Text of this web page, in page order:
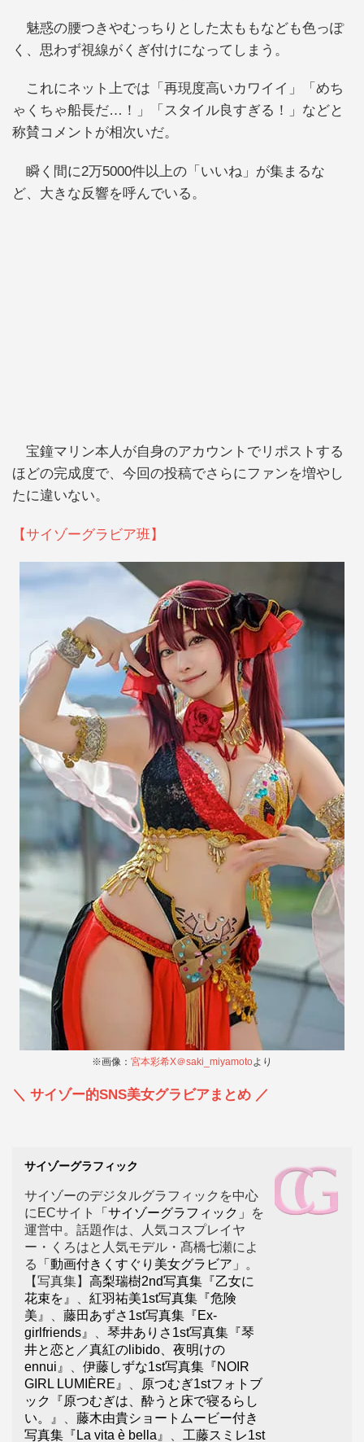
魅惑の腰つきやむっちりとした太ももなども色っぽ
く、思わず視線がくぎ付けになってしまう。
これにネット上では「再現度高いカワイイ」「めち
ゃくちゃ船長だ…！」「スタイル良すぎる！」などと
称賛コメントが相次いだ。
瞬く間に2万5000件以上の「いいね」が集まるな
ど、大きな反響を呼んでいる。
宝鐘マリン本人が自身のアカウントでリポストする
ほどの完成度で、今回の投稿でさらにファンを増やし
たに違いない。
【サイゾーグラビア班】
※画像： 宮本彩希X＠saki_miyamotoより
＼ サイゾー的SNS美女グラビアまとめ ／
サイゾーグラフィック
サイゾーのデジタルグラフィックを中心
にECサイト
「サイゾーグラフィック」
を
運営中。話題作は、人気コスプレイヤ
ー・くろはと人気モデル・髙橋七瀬によ
る
「動画付きくすぐり美女グラビア」
。
【写真集】 高梨瑞樹2nd写真集『乙女に
花束を』
紅羽祐美1st写真集『危険
美』
藤田あずさ1st写真集『Ex-
girlfriends』
琴井ありさ1st写真集『琴
井と恋と／真紅のlibido、夜明けの
ennui』
伊藤しずな1st写真集『NOIR
GIRL LUMIÈRE』
原つむぎ1stフォトブ
ック『原つむぎは、酔うと床で寝るらし
い。』
藤木由貴ショートムービー付き
写真集『La vita è bella』
工藤スミレ1st